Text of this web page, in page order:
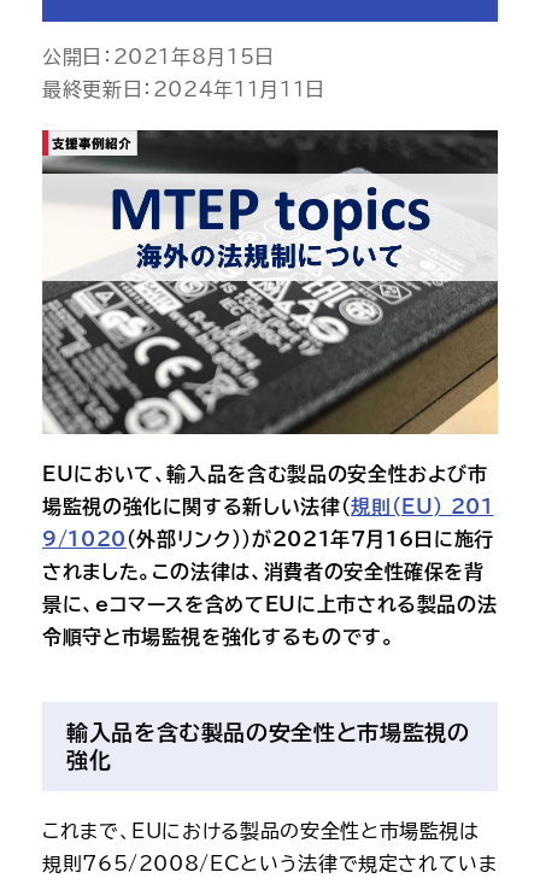
公開日：2021年8月15日
最終更新日：2024年11月11日
EUにおいて、輸入品を含む製品の安全性および市
場監視の強化に関する新しい法律（規則(EU) 201
9/1020 （外部リンク））が2021年7月16日に施行
されました。この法律は、消費者の安全性確保を背
景に、eコマースを含めてEUに上市される製品の法
令順守と市場監視を強化するものです。
輸入品を含む製品の安全性と市場監視の
強化
これまで、EUにおける製品の安全性と市場監視は
規則765/2008/ECという法律で規定されていま